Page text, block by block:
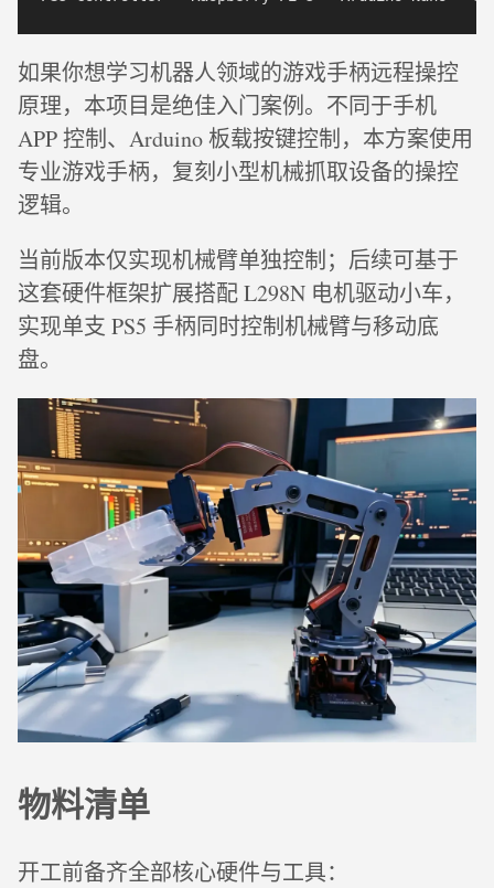
如果你想学习机器人领域的游戏手柄远程操控
原理，本项目是绝佳入门案例。不同于手机
APP 控制、Arduino 板载按键控制，本方案使用
专业游戏手柄，复刻小型机械抓取设备的操控
逻辑。
当前版本仅实现机械臂单独控制；后续可基于
这套硬件框架扩展搭配 L298N 电机驱动小车，
实现单支 PS5 手柄同时控制机械臂与移动底
盘。
物料清单
开工前备齐全部核心硬件与工具：